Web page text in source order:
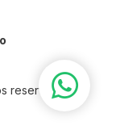
reservados.